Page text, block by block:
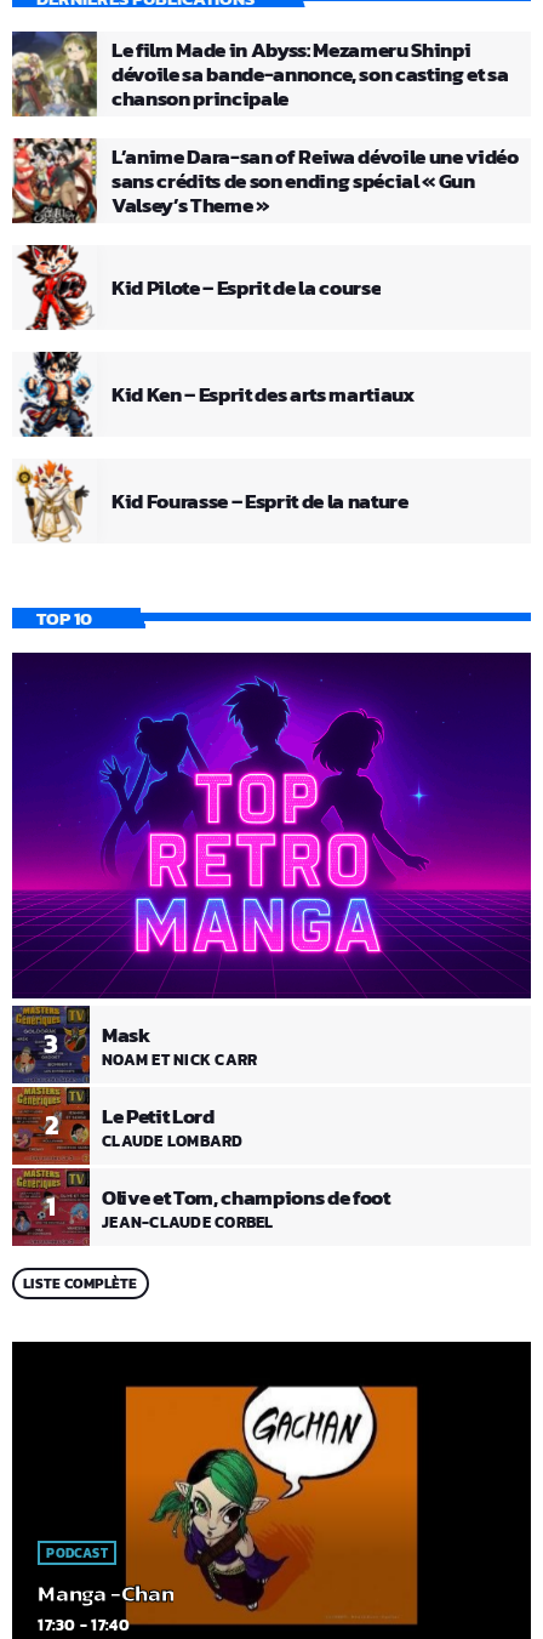
Le film Made in Abyss: Mezameru Shinpi
dévoile sa bande-annonce, son casting et sa
chanson principale
L’anime Dara-san of Reiwa dévoile une vidéo
sans crédits de son ending spécial « Gun
Valsey’s Theme »
Kid Pilote – Esprit de la course
Kid Ken – Esprit des arts martiaux
Kid Fourasse – Esprit de la nature
TOP 10
1 Olive et Tom, champions de foot
JEAN-CLAUDE CORBEL
2 Le Petit Lord
CLAUDE LOMBARD
3 Mask
NOAM ET NICK CARR
LISTE COMPLÈTE
PODCAST
Manga -Chan
17:30 - 17:40